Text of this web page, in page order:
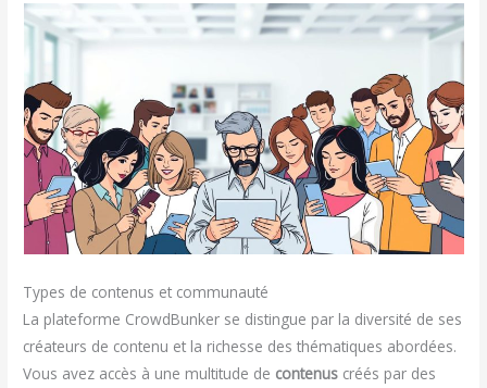
Types de contenus et communauté
La plateforme CrowdBunker se distingue par la diversité de ses
créateurs de contenu et la richesse des thématiques abordées.
Vous avez accès à une multitude de contenus créés par des